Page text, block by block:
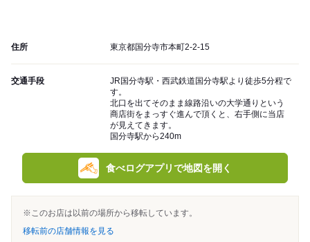
住所 東京都国分寺市本町2-2-15
交通手段
JR国分寺駅・西武鉄道国分寺駅より徒歩5分程で
す。
北口を出てそのまま線路沿いの大学通りという
商店街をまっすぐ進んで頂くと、右手側に当店
が見えてきます。
国分寺駅から240m
食べログアプリで地図を開く
※このお店は以前の場所から移転しています。
移転前の店舗情報を見る